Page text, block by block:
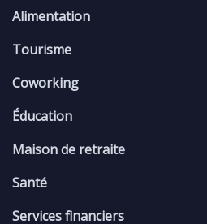
Alimentation
Tourisme
Coworking
Éducation
Maison de retraite
Santé
Services financiers